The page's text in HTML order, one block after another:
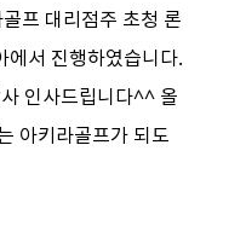
프 대리점주 초청 론
에서 진행하였습니다.
인사드립니다^^ 올
아키라골프가 되도